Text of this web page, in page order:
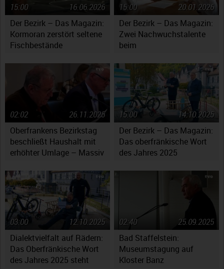
Der Bezirk – Das Magazin:
Kormoran zerstört seltene
Fischbestände
16.06.2026
15:00
Der Bezirk – Das Magazin:
Zwei Nachwuchstalente
beim
Oberfranken
20.01.2026
15:00
Oberfrankens Bezirkstag
beschließt Haushalt mit
erhöhter Umlage – Massiv
Fragen auf
26.11.2025
02:02
Der Bezirk – Das Magazin:
Das oberfränkische Wort
des Jahres 2025
14.10.2025
15:00
Dialektvielfalt auf Rädern:
Das Oberfränkische Wort
des Jahres 2025 steht
12.10.2025
03:00
Bad Staffelstein:
Museumstagung auf
Kloster Banz
25.09.2025
02:40